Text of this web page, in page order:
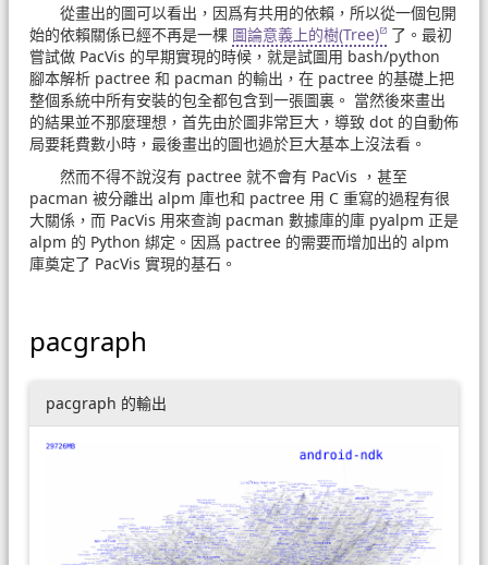
從畫出的圖可以看出，因爲有共用的依賴，所以從一個包開
始的依賴關係已經不再是一棵 圖論意義上的樹(Tree)
了。最初
嘗試做 PacVis 的早期實現的時候，就是試圖用 bash/python
腳本解析 pactree 和 pacman 的輸出，在 pactree 的基礎上把
整個系統中所有安裝的包全都包含到一張圖裏。 當然後來畫出
的結果並不那麼理想，首先由於圖非常巨大，導致 dot 的自動佈
局要耗費數小時，最後畫出的圖也過於巨大基本上沒法看。
然而不得不說沒有 pactree 就不會有 PacVis ，甚至
pacman 被分離出 alpm 庫也和 pactree 用 C 重寫的過程有很
大關係，而 PacVis 用來查詢 pacman 數據庫的庫 pyalpm 正是
alpm 的 Python 綁定。因爲 pactree 的需要而增加出的 alpm
庫奠定了 PacVis 實現的基石。
pacgraph
pacgraph 的輸出